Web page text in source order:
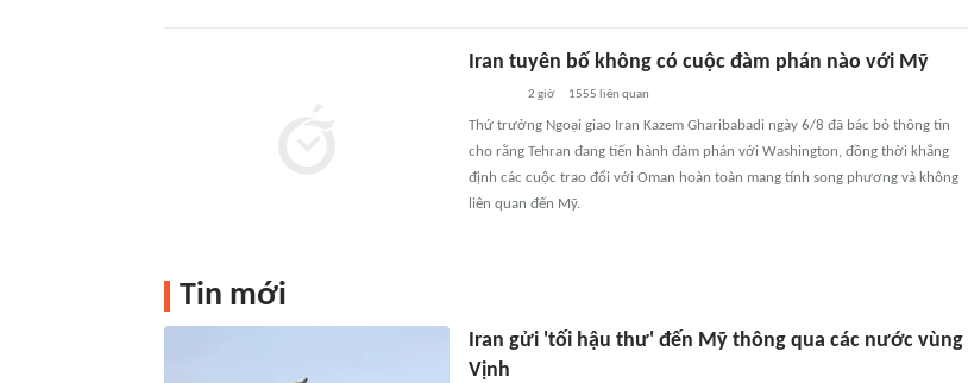
Iran tuyên bố không có cuộc đàm phán nào với Mỹ
2 giờ 1555 liên quan
Thứ trưởng Ngoại giao Iran Kazem Gharibabadi ngày 6/8 đã bác bỏ thông tin
cho rằng Tehran đang tiến hành đàm phán với Washington, đồng thời khẳng
định các cuộc trao đổi với Oman hoàn toàn mang tính song phương và không
liên quan đến Mỹ.
Tin mới
Iran gửi 'tối hậu thư' đến Mỹ thông qua các nước vùng
Vịnh